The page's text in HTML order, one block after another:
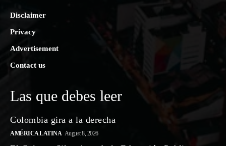
Disclaimer
Privacy
Advertisement
Contact us
Las que debes leer
Colombia gira a la derecha
AMÉRICA LATINA August 8, 2026